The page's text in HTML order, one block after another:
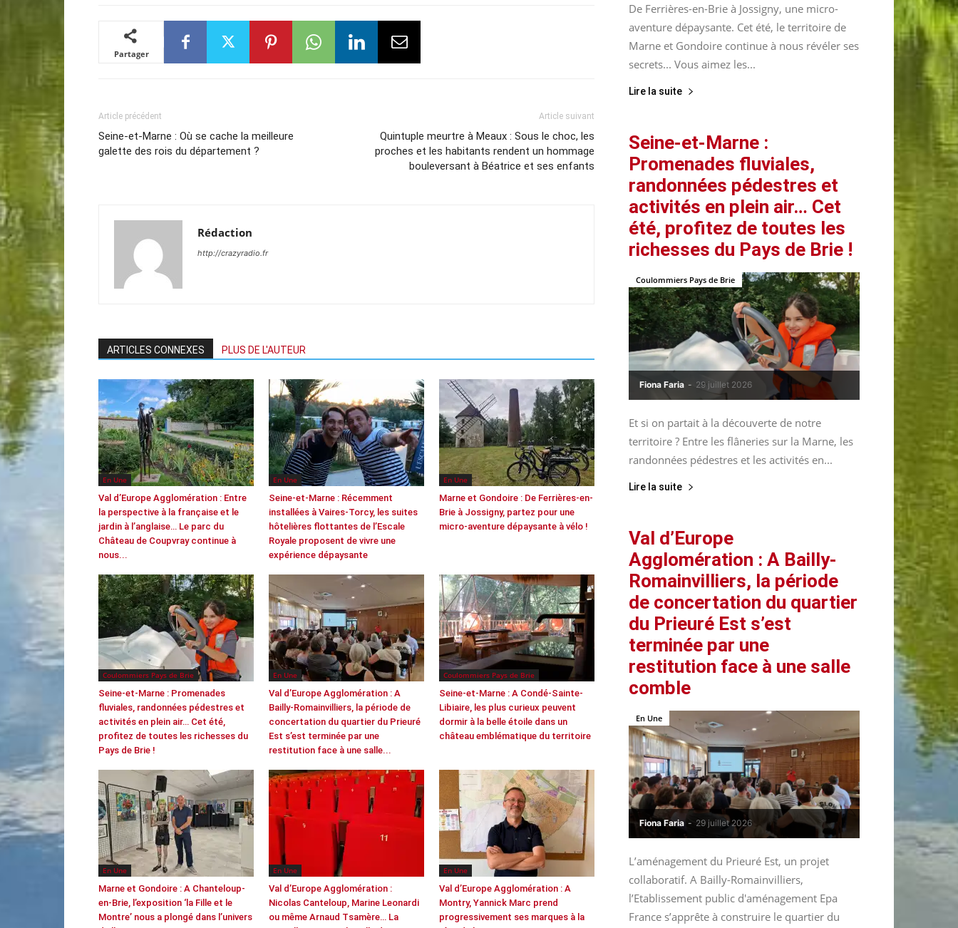
Partager
Article précédent
Seine-et-Marne : Où se cache la meilleure
galette des rois du département ?
Article suivant
Quintuple meurtre à Meaux : Sous le choc, les
proches et les habitants rendent un hommage
bouleversant à Béatrice et ses enfants
Rédaction
http://crazyradio.fr
ARTICLES CONNEXES PLUS DE L'AUTEUR
En Une
Val d’Europe Agglomération : Entre
la perspective à la française et le
jardin à l’anglaise… Le parc du
Château de Coupvray continue à
nous...
En Une
Seine-et-Marne : Récemment
installées à Vaires-Torcy, les suites
hôtelières flottantes de l’Escale
Royale proposent de vivre une
expérience dépaysante
En Une
Marne et Gondoire : De Ferrières-en-
Brie à Jossigny, partez pour une
micro-aventure dépaysante à vélo !
Coulommiers Pays de Brie
Seine-et-Marne : Promenades
fluviales, randonnées pédestres et
activités en plein air… Cet été,
profitez de toutes les richesses du
Pays de Brie !
En Une
Val d’Europe Agglomération : A
Bailly-Romainvilliers, la période de
concertation du quartier du Prieuré
Est s’est terminée par une
restitution face à une salle...
Coulommiers Pays de Brie
Seine-et-Marne : A Condé-Sainte-
Libiaire, les plus curieux peuvent
dormir à la belle étoile dans un
château emblématique du territoire
En Une
Marne et Gondoire : A Chanteloup-
en-Brie, l’exposition ‘la Fille et le
Montre’ nous a plongé dans l’univers
En Une
Val d’Europe Agglomération :
Nicolas Canteloup, Marine Leonardi
ou même Arnaud Tsamère… La
En Une
Val d’Europe Agglomération : A
Montry, Yannick Marc prend
progressivement ses marques à la
De Ferrières-en-Brie à Jossigny, une micro-
aventure dépaysante. Cet été, le territoire de
Marne et Gondoire continue à nous révéler ses
secrets... Vous aimez les...
Lire la suite
Seine-et-Marne :
Promenades fluviales,
randonnées pédestres et
activités en plein air… Cet
été, profitez de toutes les
richesses du Pays de Brie !
Fiona Faria - 29 juillet 2026
Coulommiers Pays de Brie
Et si on partait à la découverte de notre
territoire ? Entre les flâneries sur la Marne, les
randonnées pédestres et les activités en...
Lire la suite
Val d’Europe
Agglomération : A Bailly-
Romainvilliers, la période
de concertation du quartier
du Prieuré Est s’est
terminée par une
restitution face à une salle
comble
Fiona Faria - 29 juillet 2026
En Une
L’aménagement du Prieuré Est, un projet
collaboratif. A Bailly-Romainvilliers,
l’Etablissement public d'aménagement Epa
France s’apprête à construire le quartier du